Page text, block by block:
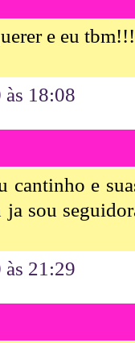
e eu
às 18:08
cantinho e
ja sou
às 21:29